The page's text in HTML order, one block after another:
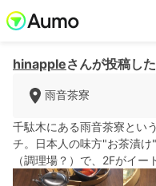
hinappleさんが投稿し
雨音茶寮
千駄木にある雨音茶寮とい
チ。日本人の味方"お茶漬け
（調理場？）で、2Fがイー